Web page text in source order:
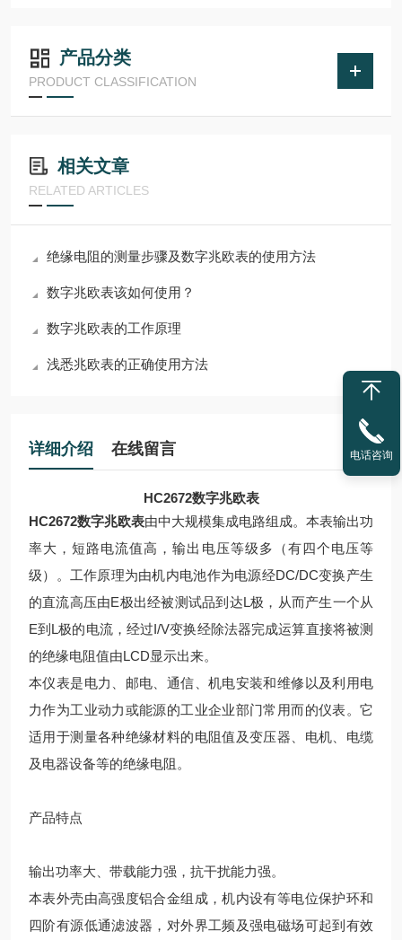
产品分类
PRODUCT CLASSIFICATION
相关文章
RELATED ARTICLES
绝缘电阻的测量步骤及数字兆欧表的使用方法
数字兆欧表该如何使用？
数字兆欧表的工作原理
浅悉兆欧表的正确使用方法
详细介绍 在线留言
HC2672数字兆欧表
HC2672数字兆欧表由中大规模集成电路组成。本表输出功
率大，短路电流值高，输出电压等级多（有四个电压等
级）。工作原理为由机内电池作为电源经DC/DC变换产生
的直流高压由E极出经被测试品到达L极，从而产生一个从
E到L极的电流，经过I/V变换经除法器完成运算直接将被测
的绝缘电阻值由LCD显示出来。
本仪表是电力、邮电、通信、机电安装和维修以及利用电
力作为工业动力或能源的工业企业部门常用而的仪表。它
适用于测量各种绝缘材料的电阻值及变压器、电机、电缆
及电器设备等的绝缘电阻。
产品特点
输出功率大、带载能力强，抗干扰能力强。
本表外壳由高强度铝合金组成，机内设有等电位保护环和
四阶有源低通滤波器，对外界工频及强电磁场可起到有效
电话咨询